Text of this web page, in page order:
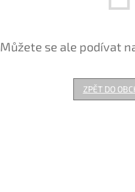
Můžete se ale podívat
ZPĚT DO